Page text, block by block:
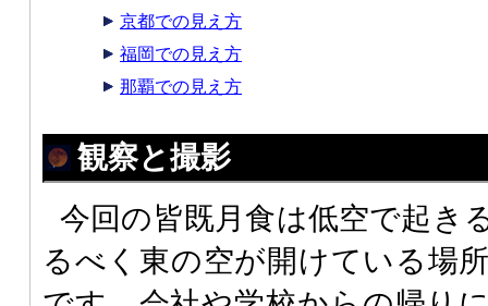
京都での見え方
福岡での見え方
那覇での見え方
観察と撮影
今回の皆既月食は低空で起き
るべく東の空が開けている場